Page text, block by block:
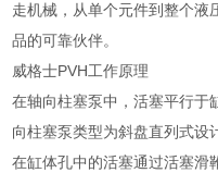
走机械，从单个元件到整个液
品的可靠伙伴。
威格士PVH工作原理
在轴向柱塞泵中，活塞平行于
向柱塞泵类型为斜盘直列式设
在缸体孔中的活塞通过活塞滑